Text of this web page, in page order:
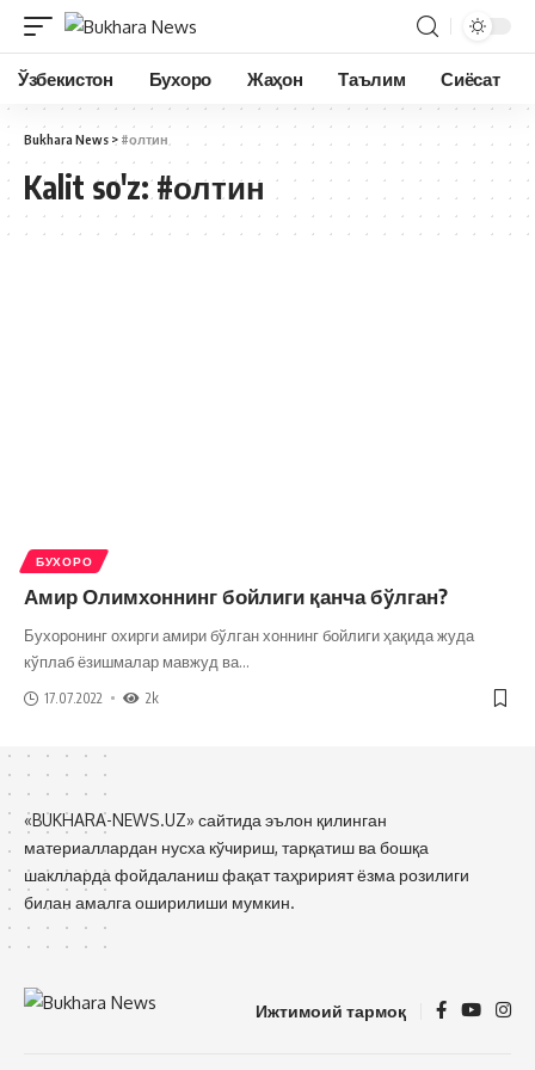
Ўзбекистон Бухоро Жаҳон Таълим Сиёсат
Bukhara News > #олтин
Kalit so'z:#олтин
БУХОРО
Амир Олимхоннинг бойлиги қанча бўлган?
Бухоронинг охирги амири бўлган хоннинг бойлиги ҳақида жуда
кўплаб ёзишмалар мавжуд ва…
17.07.2022 2k
«BUKHARA-NEWS.UZ» сайтида эълон қилинган
материаллардан нусха кўчириш, тарқатиш ва бошқа
шаклларда фойдаланиш фақат таҳририят ёзма розилиги
билан амалга оширилиши мумкин.
Ижтимоий тармоқ